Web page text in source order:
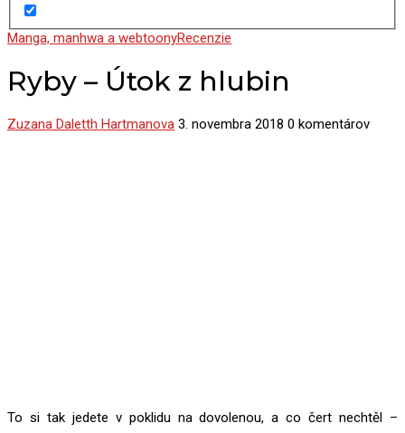
Manga, manhwa a webtoonyRecenzie
Ryby – Útok z hlubin
Zuzana Daletth Hartmanova 3. novembra 2018 0 komentárov
To si tak jedete v poklidu na dovolenou, a co čert nechtěl –